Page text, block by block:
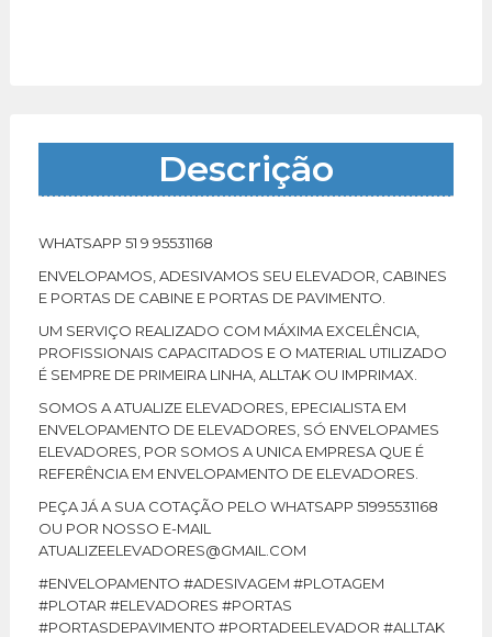
Descrição
WHATSAPP 51 9 95531168
ENVELOPAMOS, ADESIVAMOS SEU ELEVADOR, CABINES
E PORTAS DE CABINE E PORTAS DE PAVIMENTO.
UM SERVIÇO REALIZADO COM MÁXIMA EXCELÊNCIA,
PROFISSIONAIS CAPACITADOS E O MATERIAL UTILIZADO
É SEMPRE DE PRIMEIRA LINHA, ALLTAK OU IMPRIMAX.
SOMOS A ATUALIZE ELEVADORES, EPECIALISTA EM
ENVELOPAMENTO DE ELEVADORES, SÓ ENVELOPAMES
ELEVADORES, POR SOMOS A UNICA EMPRESA QUE É
REFERÊNCIA EM ENVELOPAMENTO DE ELEVADORES.
PEÇA JÁ A SUA COTAÇÃO PELO WHATSAPP 51995531168
OU POR NOSSO E-MAIL
ATUALIZEELEVADORES@GMAIL.COM
#ENVELOPAMENTO #ADESIVAGEM #PLOTAGEM
#PLOTAR #ELEVADORES #PORTAS
#PORTASDEPAVIMENTO #PORTADEELEVADOR #ALLTAK